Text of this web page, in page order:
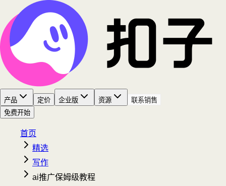
产品 定价 企业版 资源
联系销售
免费开始
首页
精选
写作
ai推广保姆级教程